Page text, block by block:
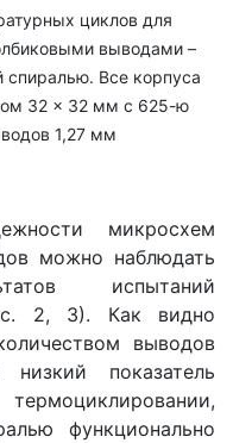
циклов для
выводами –
Все корпуса
32 × 32 мм с 625-ю
1,27 мм
микросхем
можно наблюдать
испытаний
2, 3). Как видно
выводов
показатель
функционально